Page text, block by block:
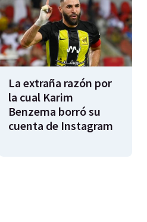
La extraña razón por
la cual Karim
Benzema borró su
cuenta de Instagram